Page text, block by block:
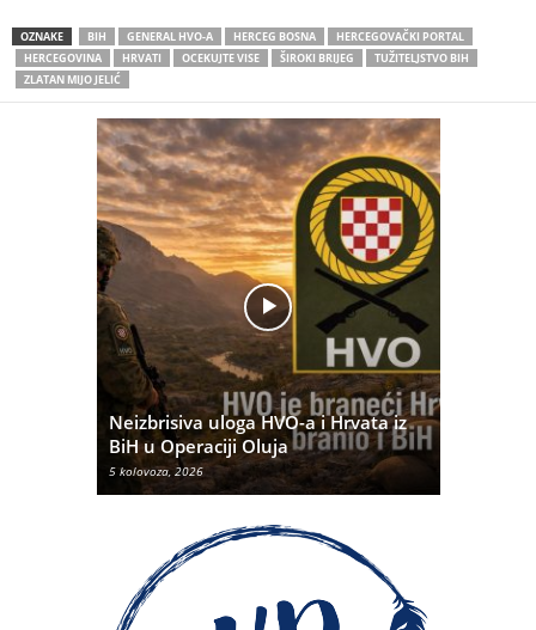
OZNAKE BIH GENERAL HVO-A HERCEG BOSNA
HERCEGOVAČKI PORTAL
HERCEGOVINA
HRVATI OCEKUJTE VISE ŠIROKI BRIJEG
TUŽITELJSTVO BIH
ZLATAN MIJO JELIĆ
Neizbrisiva uloga HVO-a i Hrvata iz
BiH u Operaciji Oluja
5 kolovoza, 2026